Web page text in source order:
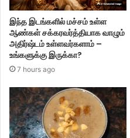
இந்த இடங்களில் மச்சம் உள்ள
ஆண்கள் சக்கரவர்த்தியாக வாழும்
அதிர்ஷ்டம் உள்ளவர்களாம் –
உங்களுக்கு இருக்கா?
7 hours ago